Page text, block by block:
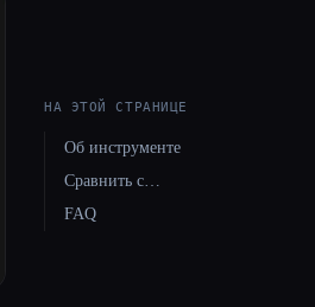
НА ЭТОЙ СТРАНИЦЕ
Об инструменте
Сравнить с…
FAQ